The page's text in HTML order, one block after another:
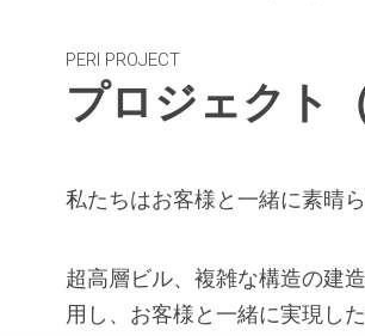
PERI PROJECT
プロジェクト
私たちはお客様と一緒に素晴
超高層ビル、複雑な構造の建
用し、お客様と一緒に実現し